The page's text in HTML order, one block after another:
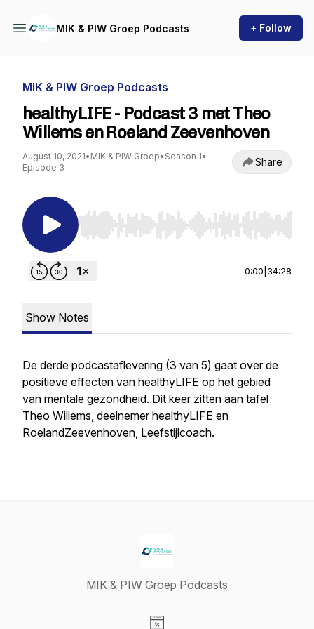
MIK & PIW Groep Podcasts + Follow
MIK & PIW Groep Podcasts
healthyLIFE - Podcast 3 met Theo
Willems en Roeland Zeevenhoven
August 10, 2021• MIK & PIW Groep• Season 1•
Episode 3
Share
Use Left/Right to seek, Home/End to jump to
0:00 34:28
Show Notes
De derde podcastaflevering (3 van 5) gaat over de
positieve effecten van healthyLIFE op het gebied
van mentale gezondheid. Dit keer zitten aan tafel
Theo Willems, deelnemer healthyLIFE en
RoelandZeevenhoven, Leefstijlcoach.
MIK & PIW Groep Podcasts